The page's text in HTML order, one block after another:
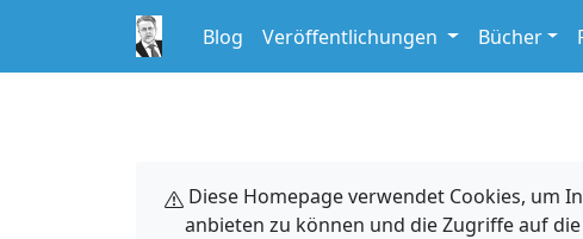
Blog Veröffentlichungen Bücher
Diese Homepage verwendet Cookies, um
anbieten zu können und die Zugriffe auf